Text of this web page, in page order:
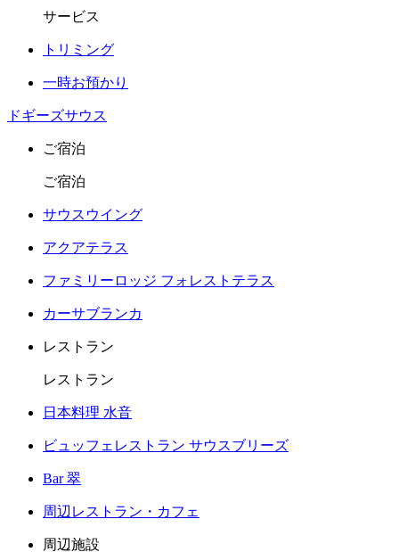
サービス
トリミング
一時お預かり
ドギーズサウス
ご宿泊
ご宿泊
サウスウイング
アクアテラス
ファミリーロッジ フォレストテラス
カーサブランカ
レストラン
レストラン
日本料理 水音
ビュッフェレストラン サウスブリーズ
Bar 翠
周辺レストラン・カフェ
周辺施設